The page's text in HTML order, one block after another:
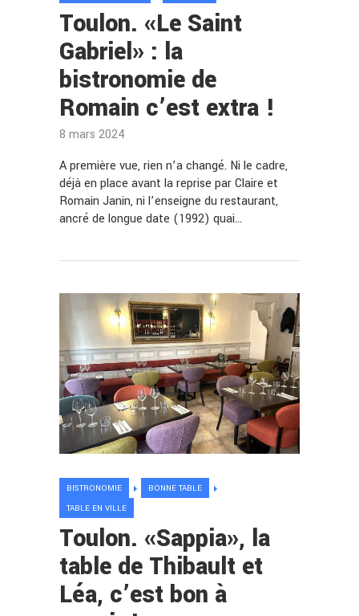
Toulon. «Le Saint
Gabriel» : la
bistronomie de
Romain c’est extra !
8 mars 2024
A première vue, rien n’a changé. Ni le cadre,
déjà en place avant la reprise par Claire et
Romain Janin, ni l’enseigne du restaurant,
ancré de longue date (1992) quai…
BISTRONOMIE
BONNE TABLE
TABLE EN VILLE
Toulon. «Sappia», la
table de Thibault et
Léa, c’est bon à